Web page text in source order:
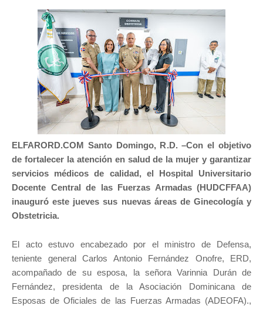
ELFARORD.COM Santo Domingo, R.D. –Con el objetivo
de fortalecer la atención en salud de la mujer y garantizar
servicios médicos de calidad, el Hospital Universitario
Docente Central de las Fuerzas Armadas (HUDCFFAA)
inauguró este jueves sus nuevas áreas de Ginecología y
Obstetricia.
El acto estuvo encabezado por el ministro de Defensa,
teniente general Carlos Antonio Fernández Onofre, ERD,
acompañado de su esposa, la señora Varinnia Durán de
Fernández, presidenta de la Asociación Dominicana de
Esposas de Oficiales de las Fuerzas Armadas (ADEOFA).,